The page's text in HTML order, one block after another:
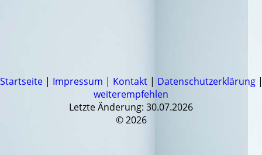
Startseite | Impressum | Kontakt | Datenschutzerklärung
weiterempfehlen
Letzte Änderung: 30.07.2026
© 2026